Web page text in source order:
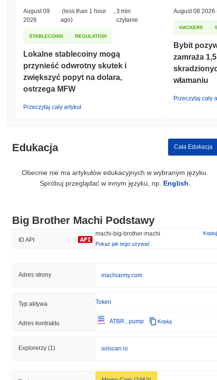
August 09
2026
(less than 1 hour
ago)
,3 min
czytanie
STABLECOINS REGULATION
Lokalne stablecoiny mogą
przynieść odwrotny skutek i
zwiększyć popyt na dolara,
ostrzega MFW
Przeczytaj cały artykuł
August 08 2026
HACKERS
Bybit
zamraża
włamaniu
Przeczytaj cały
Edukacja Cała Edukacja
Obecnie nie ma artykułów edukacyjnych w wybranym języku.
Spróbuj przeglądać w innym języku, np. English
Big Brother Machi Podstawy
ID API
machi-big-brother-machi
Kopiuj
Pokaż jak tego używać
Adres strony machiarmy.com
Typ aktywa Token
Adres kontraktu ATBR...pump Kopiuj
Explorerzy (1) solscan.io